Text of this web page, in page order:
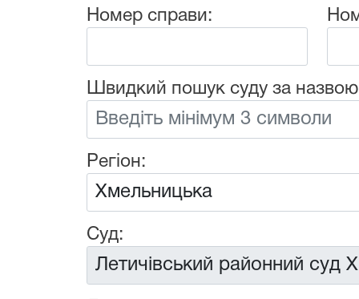
Номер справи:
Швидкий пошук суду за
Регіон:
Суд: